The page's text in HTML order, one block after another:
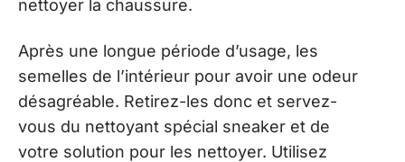
nettoyer la chaussure.
Après une longue période d’usage, les
semelles de l’intérieur pour avoir une odeur
désagréable. Retirez-les donc et servez-
vous du nettoyant spécial sneaker et de
votre solution pour les nettoyer. Utilisez